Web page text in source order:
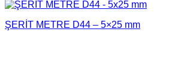
ŞERİT METRE D44 – 5×25 mm